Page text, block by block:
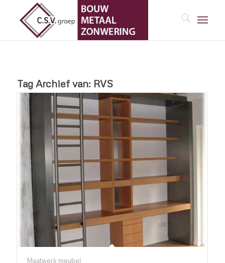
Tag Archief van: RVS
Maatwerk meubel